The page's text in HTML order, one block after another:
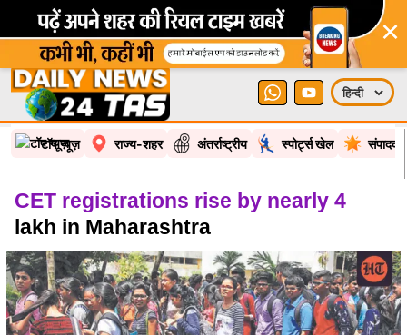
×
टॉप न्यूज़ राज्य-शहर अंतर्राष्ट्रीय स्पोर्ट्स खेल
CET registrations rise by nearly 4
lakh in Maharashtra